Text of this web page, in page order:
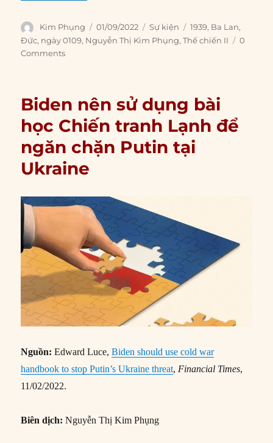
Author
Kim Phụng
Posted
on
01/09/2022 Categories
Sự kiện Tags
1939, Ba Lan,
Đức, ngày 0109, Nguyễn Thị Kim Phụng,Thế chiến II
0
Comments
Biden nên sử dụng bài
học Chiến tranh Lạnh để
ngăn chặn Putin tại
Ukraine
Nguồn: Edward Luce,Biden should use cold war
handbook to stop Putin’s Ukraine threat, Financial Times,
11/02/2022.
Biên dịch: Nguyễn Thị Kim Phụng